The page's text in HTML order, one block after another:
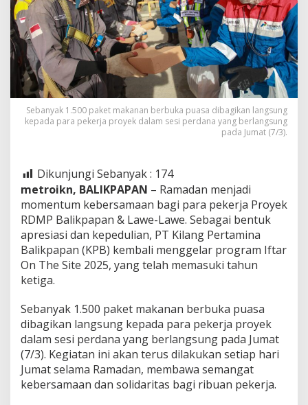
Sebanyak 1.500 paket makanan berbuka puasa dibagikan langsung
kepada para pekerja proyek dalam sesi perdana yang berlangsung
pada Jumat (7/3).
Dikunjungi Sebanyak : 174
metroikn, BALIKPAPAN – Ramadan menjadi
momentum kebersamaan bagi para pekerja Proyek
RDMP Balikpapan & Lawe-Lawe. Sebagai bentuk
apresiasi dan kepedulian, PT Kilang Pertamina
Balikpapan (KPB) kembali menggelar program Iftar
On The Site 2025, yang telah memasuki tahun
ketiga.
Sebanyak 1.500 paket makanan berbuka puasa
dibagikan langsung kepada para pekerja proyek
dalam sesi perdana yang berlangsung pada Jumat
(7/3). Kegiatan ini akan terus dilakukan setiap hari
Jumat selama Ramadan, membawa semangat
kebersamaan dan solidaritas bagi ribuan pekerja.